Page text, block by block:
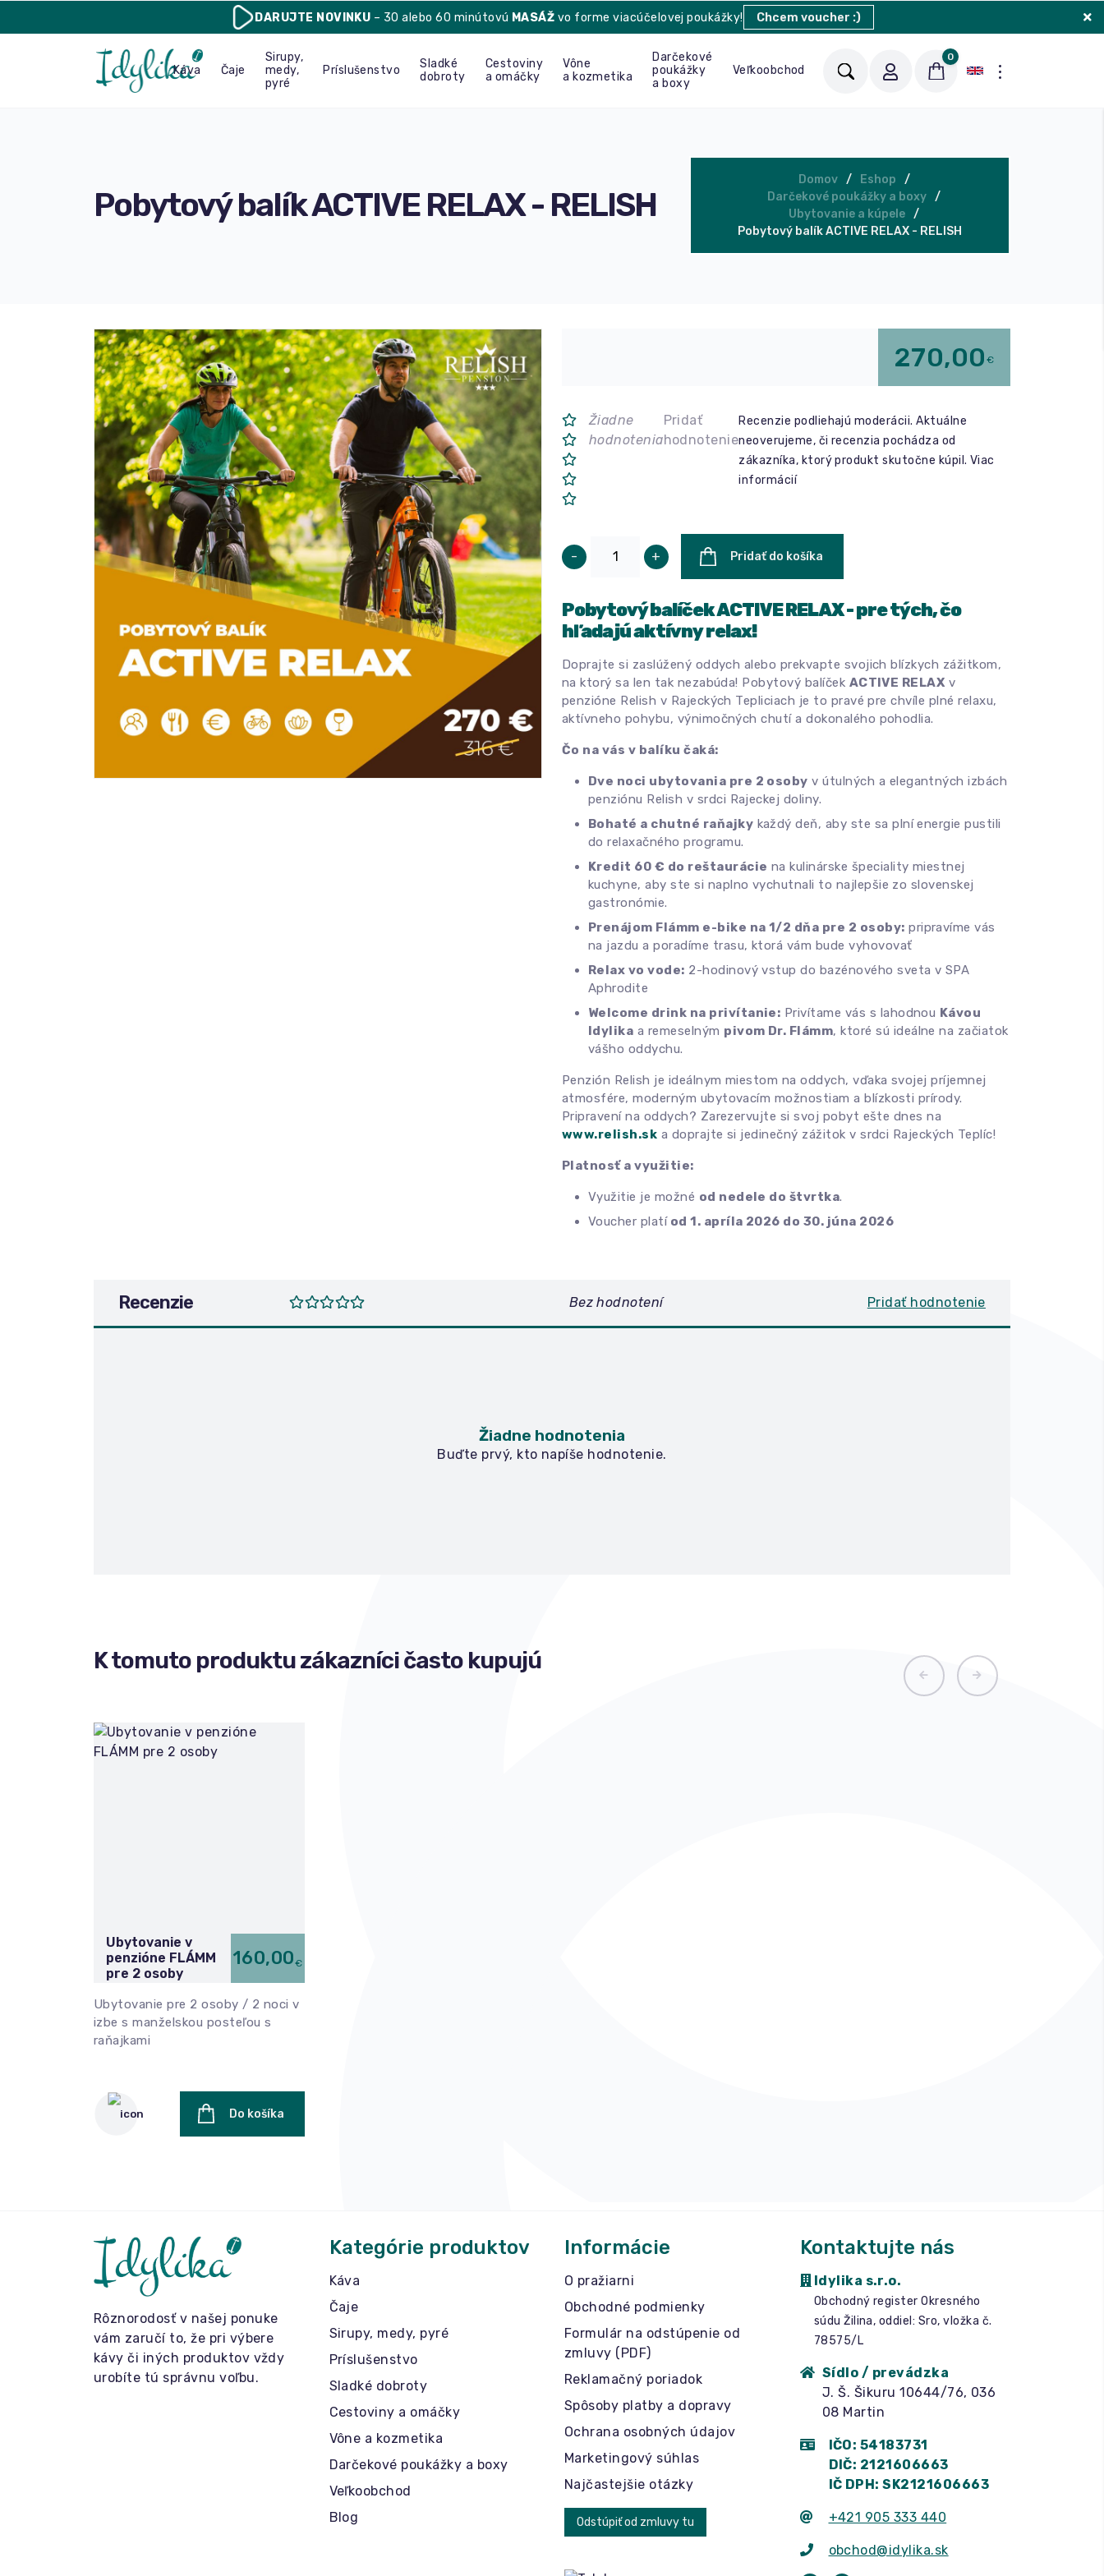
DARUJTE NOVINKU – 30 alebo 60 minútovú MASÁŽ vo forme viacúčelovej poukážky! Chcem voucher :)
Káva Čaje
Sirupy,
medy,
pyré
Príslušenstvo
Sladké
dobroty
Cestoviny
a omáčky
Vône
a kozmetika
Darčekové
poukážky
a boxy
Veľkoobchod Blog Kontakt
0
Pobytový balík ACTIVE RELAX - RELISH
Domov
Eshop
Darčekové poukážky a boxy
Ubytovanie a kúpele
Pobytový balík ACTIVE RELAX - RELISH
270,00 €
Žiadne
hodnotenia
Pridať
hodnotenie
Recenzie podliehajú moderácii. Aktuálne
neoverujeme, či recenzia pochádza od
zákazníka, ktorý produkt skutočne kúpil. Viac
informácií
- + Pridať do košíka
Pobytový balíček ACTIVE RELAX - pre tých, čo
hľadajú aktívny relax!
Doprajte si zaslúžený oddych alebo prekvapte svojich blízkych zážitkom,
na ktorý sa len tak nezabúda! Pobytový balíček ACTIVE RELAX v
penzióne Relish v Rajeckých Tepliciach je to pravé pre chvíle plné relaxu,
aktívneho pohybu, výnimočných chutí a dokonalého pohodlia.
Čo na vás v balíku čaká:
Dve noci ubytovania pre 2 osoby v útulných a elegantných izbách
penziónu Relish v srdci Rajeckej doliny.
Bohaté a chutné raňajky každý deň, aby ste sa plní energie pustili
do relaxačného programu.
Kredit 60 € do reštaurácie na kulinárske špeciality miestnej
kuchyne, aby ste si naplno vychutnali to najlepšie zo slovenskej
gastronómie.
Prenájom Flámm e-bike na 1/2 dňa pre 2 osoby: pripravíme vás
na jazdu a poradíme trasu, ktorá vám bude vyhovovať
Relax vo vode: 2-hodinový vstup do bazénového sveta v SPA
Aphrodite
Welcome drink na privítanie: Privítame vás s lahodnou Kávou
Idylika a remeselným pivom Dr. Flámm, ktoré sú ideálne na začiatok
vášho oddychu.
Penzión Relish je ideálnym miestom na oddych, vďaka svojej príjemnej
atmosfére, moderným ubytovacím možnostiam a blízkosti prírody.
Pripravení na oddych? Zarezervujte si svoj pobyt ešte dnes na
www.relish.sk a doprajte si jedinečný zážitok v srdci Rajeckých Teplíc!
Platnosť a využitie:
Využitie je možné od nedele do štvrtka.
Voucher platíod 1. apríla 2026 do 30. júna 2026
Recenzie Bez hodnotení Pridať hodnotenie
Žiadne hodnotenia
Buďte prvý, kto napíše hodnotenie.
K tomuto produktu zákazníci často kupujú
Ubytovanie v
penzióne FLÁMM
pre 2 osoby
160,00€
Ubytovanie pre 2 osoby / 2 noci v
izbe s manželskou posteľou s
raňajkami
Do košíka
Rôznorodosť v našej ponuke
vám zaručí to, že pri výbere
kávy či iných produktov vždy
urobíte tú správnu voľbu.
Kategórie produktov
Káva
Čaje
Sirupy, medy, pyré
Príslušenstvo
Sladké dobroty
Cestoviny a omáčky
Vône a kozmetika
Darčekové poukážky a boxy
Veľkoobchod
Blog
Informácie
O pražiarni
Obchodné podmienky
Formulár na odstúpenie od
zmluvy (PDF)
Reklamačný poriadok
Spôsoby platby a dopravy
Ochrana osobných údajov
Marketingový súhlas
Najčastejšie otázky
Odstúpiť od zmluvy tu
Kontaktujte nás
Idylika s.r.o.
Obchodný register Okresného
súdu Žilina, oddiel: Sro, vložka č.
78575/L
Sídlo / prevádzka
J. Š. Šikuru 10644/76, 036
08 Martin
IČO: 54183731
DIČ: 2121606663
IČ DPH: SK2121606663
+421 905 333 440
obchod@idylika.sk